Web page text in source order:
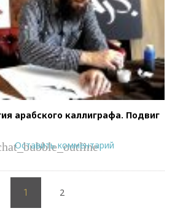
арабского каллиграфа. Подвиг
Оставить комментарий
1 2